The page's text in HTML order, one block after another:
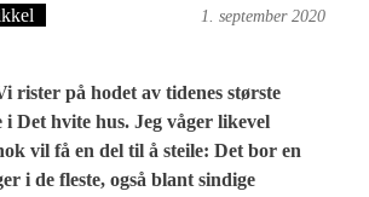
1. september 2020
rister på hodet av tidenes største
i Det hvite hus. Jeg våger likevel
vil få en del til å steile: Det bor en
i de fleste, også blant sindige